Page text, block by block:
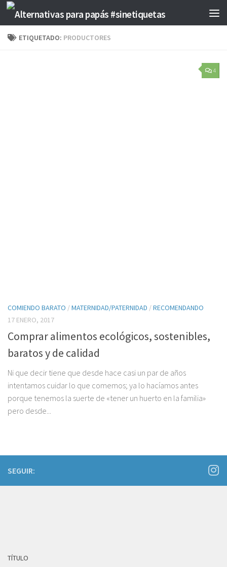
Saltar al contenido
ETIQUETADO: PRODUCTORES
4
COMIENDO BARATO /MATERNIDAD/PATERNIDAD /RECOMENDANDO
17 ENERO, 2017
Comprar alimentos ecológicos, sostenibles,
baratos y de calidad
Ni que decir tiene que desde hace casi un par de años
intentamos cuidar lo que comemos; ya lo hacíamos antes
porque tenemos la suerte de «tener un huerto en la familia»
pero desde...
SEGUIR:
TÍTULO